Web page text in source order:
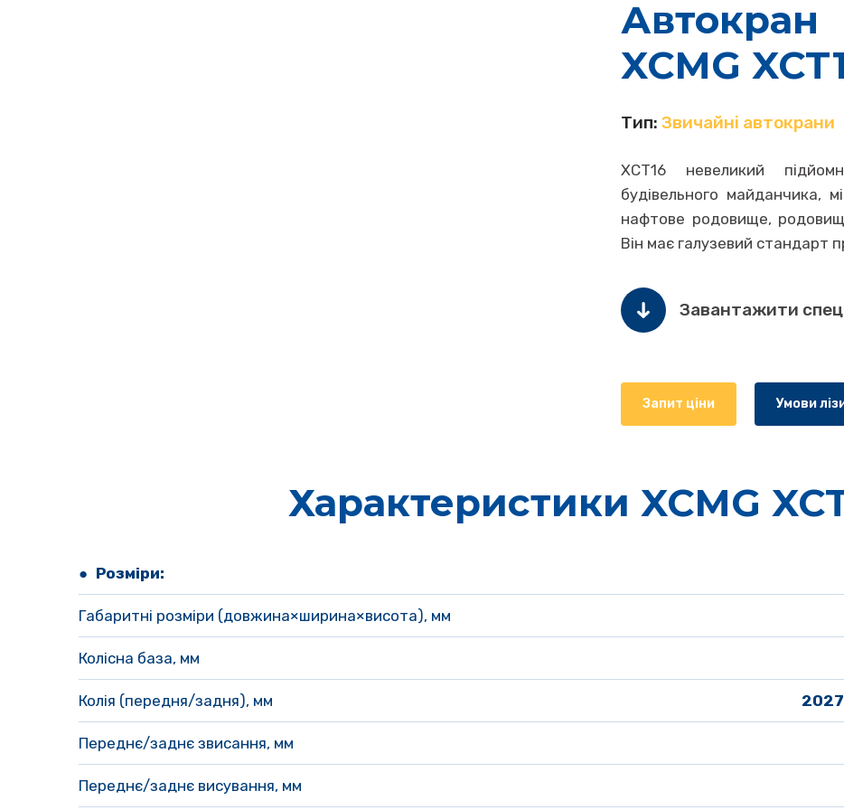
Автокран
XCMG
Тип: Звичайні автокрани
XCT16 невеликий
будівельного майданчика,
нафтове родовище,
Він має галузевий стандарт
Завантажити
Запит ціни Умови
Характеристики XCMG
● Розміри:
Габаритні розміри (довжина×ширина×висота), мм
Колісна база, мм
Колія (передня/задня), мм
Переднє/заднє звисання, мм
Переднє/заднє висування, мм